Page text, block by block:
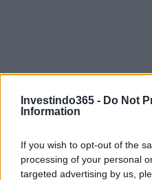
Investindo365 - Do Not
Information
If you wish to opt-out of the
processing of your personal
targeted advertising by us,
Continue lendo
NÃO CLASSIFICADO